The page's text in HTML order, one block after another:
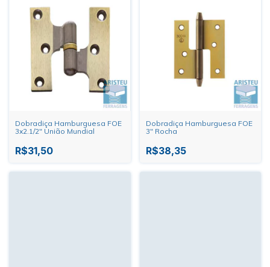
Dobradiça Hamburguesa FOE
3x2.1/2" União Mundial
R$31,50
Dobradiça Hamburguesa FOE
3" Rocha
R$38,35